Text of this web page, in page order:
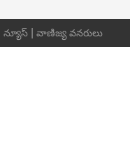
న్యూస్ వాణిజ్య వనరులు